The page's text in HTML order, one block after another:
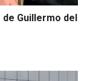
Guillermo del